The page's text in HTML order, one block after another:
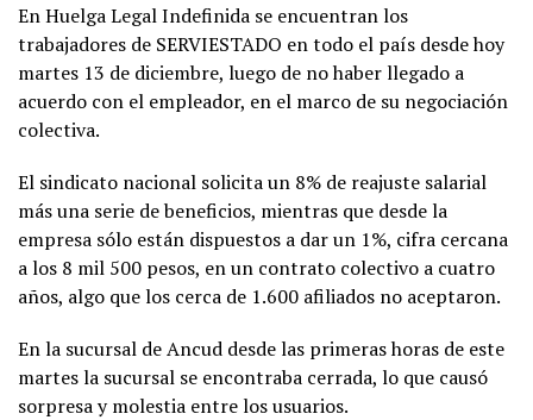
En Huelga Legal Indefinida se encuentran los
trabajadores de SERVIESTADO en todo el país desde hoy
martes 13 de diciembre, luego de no haber llegado a
acuerdo con el empleador, en el marco de su negociación
colectiva.
El sindicato nacional solicita un 8% de reajuste salarial
más una serie de beneficios, mientras que desde la
empresa sólo están dispuestos a dar un 1%, cifra cercana
a los 8 mil 500 pesos, en un contrato colectivo a cuatro
años, algo que los cerca de 1.600 afiliados no aceptaron.
En la sucursal de Ancud desde las primeras horas de este
martes la sucursal se encontraba cerrada, lo que causó
sorpresa y molestia entre los usuarios.